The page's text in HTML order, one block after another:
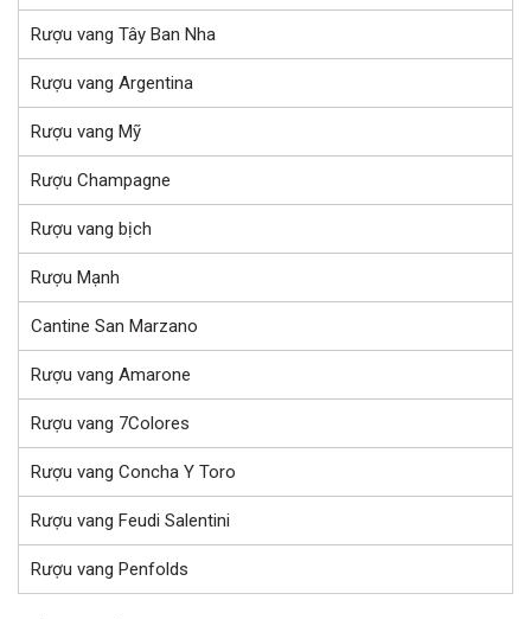
Rượu vang Tây Ban Nha
Rượu vang Argentina
Rượu vang Mỹ
Rượu Champagne
Rượu vang bịch
Rượu Mạnh
Cantine San Marzano
Rượu vang Amarone
Rượu vang 7Colores
Rượu vang Concha Y Toro
Rượu vang Feudi Salentini
Rượu vang Penfolds